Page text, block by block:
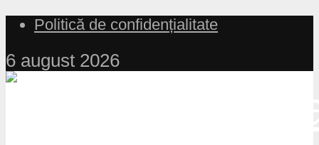
Politică de confidențialitate
6 august 2026